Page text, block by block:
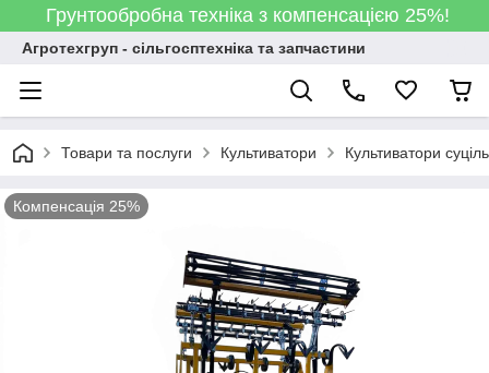
Грунтообробна техніка з компенсацією 25%!
Агротехгруп - сільгосптехніка та запчастини
Товари та послуги Культиватори Культиватори
Компенсація 25%